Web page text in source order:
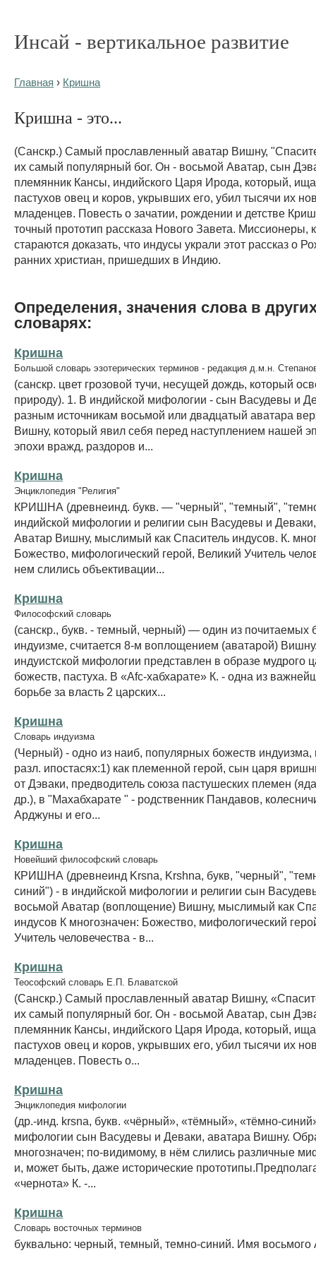
Инсай - вертикальное развитие
Главная › Кришна
Кришна - это...
(Санскр.) Самый прославленный аватар Вишну,
их самый популярный бог. Он - восьмой Аватар, сын
племянник Кансы, индийского Царя Ирода, который,
пастухов овец и коров, укрывших его, убил тысячи их
младенцев. Повесть о зачатии, рождении и детстве
точный прототип рассказа Нового Завета. Миссионеры,
стараются доказать, что индусы украли этот рассказ о
ранних христиан, пришедших в Индию.
Определения, значения слова в
словарях:
Кришна
Большой словарь эзотерических терминов - редакция д.м.н.
(санскр. цвет грозовой тучи, несущей дождь, который
природу). 1. В индийской мифологии - сын Васудевы и
разным источникам восьмой или двадцатый аватара
Вишну, который явил себя перед наступлением нашей
эпохи вражд, раздоров и...
Кришна
Энциклопедия "Религия"
КРИШНА (древнеинд. букв. — "черный", "темный",
индийской мифологии и религии сын Васудевы и
Аватар Вишну, мыслимый как Спаситель индусов. К.
Божество, мифологический герой, Великий Учитель
нем слились объективации...
Кришна
Философский словарь
(санскр., букв. - темный, черный) — один из почитаемых
индуизме, считается 8-м воплощением (аватарой)
индуистской мифологии представлен в образе мудрого
божеств, пастуха. В «Afc-хабхарате» К. - одна из
борьбе за власть 2 царских...
Кришна
Словарь индуизма
(Черный) - одно из наиб, популярных божеств индуизма,
разл. ипостасях:1) как племенной герой, сын царя
от Дэваки, предводитель союза пастушеских племен
др.), в "Махабхарате " - родственник Пандавов,
Арджуны и его...
Кришна
Новейший философский словарь
КРИШНА (древнеинд Krsna, Krshna, букв, "черный",
синий") - в индийской мифологии и религии сын
восьмой Аватар (воплощение) Вишну, мыслимый как
индусов К многозначен: Божество, мифологический
Учитель человечества - в...
Кришна
Теософский словарь Е.П. Блаватской
(Санскр.) Самый прославленный аватар Вишну,
их самый популярный бог. Он - восьмой Аватар, сын
племянник Кансы, индийского Царя Ирода, который,
пастухов овец и коров, укрывших его, убил тысячи их
младенцев. Повесть о...
Кришна
Энциклопедия мифологии
(др.-инд. krsna, букв. «чёрный», «тёмный», «тёмно-
мифологии сын Васудевы и Деваки, аватара Вишну.
многозначен; по-видимому, в нём слились различные
и, может быть, даже исторические
«чернота» К. -...
Кришна
Словарь восточных терминов
буквально: черный, темный, темно-синий. Имя